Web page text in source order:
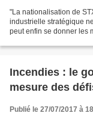
"La nationalisation de
industrielle stratégique
peut enfin se donner les
Incendies : le
mesure des
Publié le 27/07/2017 à